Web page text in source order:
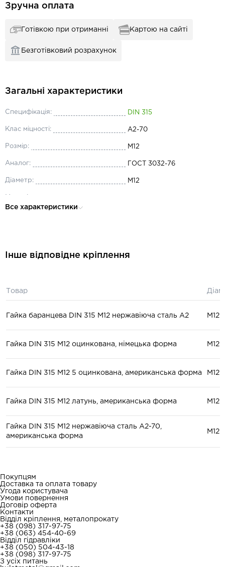
Зручна оплата
Готівкою при отриманні Картою на сайті
Безготівковий розрахунок
Загальні характеристики
Специфікація: DIN 315
Клас міцності: А2-70
Розмір: М12
Аналог: ГОСТ 3032-76
Діаметр: М12
Все характеристики
Інше відповідне кріплення
Товар
Гайка баранцева DIN 315 М12 нержавіюча сталь А2 М12
Гайка DIN 315 М12 оцинкована, німецька форма М12
Гайка DIN 315 М12 5 оцинкована, американська форма М12
Гайка DIN 315 М12 латунь, американська форма М12
Гайка DIN 315 М12 нержавіюча сталь A2-70,
американська форма
М12
Покупцям
Доставка та оплата товару
Угода користувача
Умови повернення
Договір оферта
Контакти
Відділ кріплення, металопрокату
+38 (098) 317-97-75
+38 (063) 454-40-69
Відділ гідравліки
+38 (050) 504-43-18
+38 (098) 317-97-75
З усіх питань